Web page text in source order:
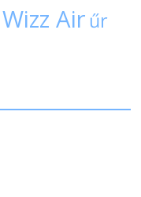
Wizz Air űr